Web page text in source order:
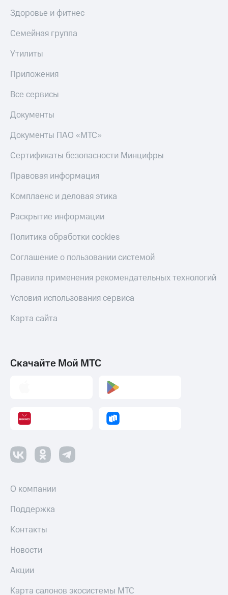
Здоровье и фитнес
Семейная группа
Утилиты
Приложения
Все сервисы
Документы
Документы ПАО «МТС»
Сертификаты безопасности Минцифры
Правовая информация
Комплаенс и деловая этика
Раскрытие информации
Политика обработки cookies
Соглашение о пользовании системой
Правила применения рекомендательных технологий
Условия использования сервиса
Карта сайта
Скачайте Мой МТС
О компании
Поддержка
Контакты
Новости
Акции
Карта салонов экосистемы МТС